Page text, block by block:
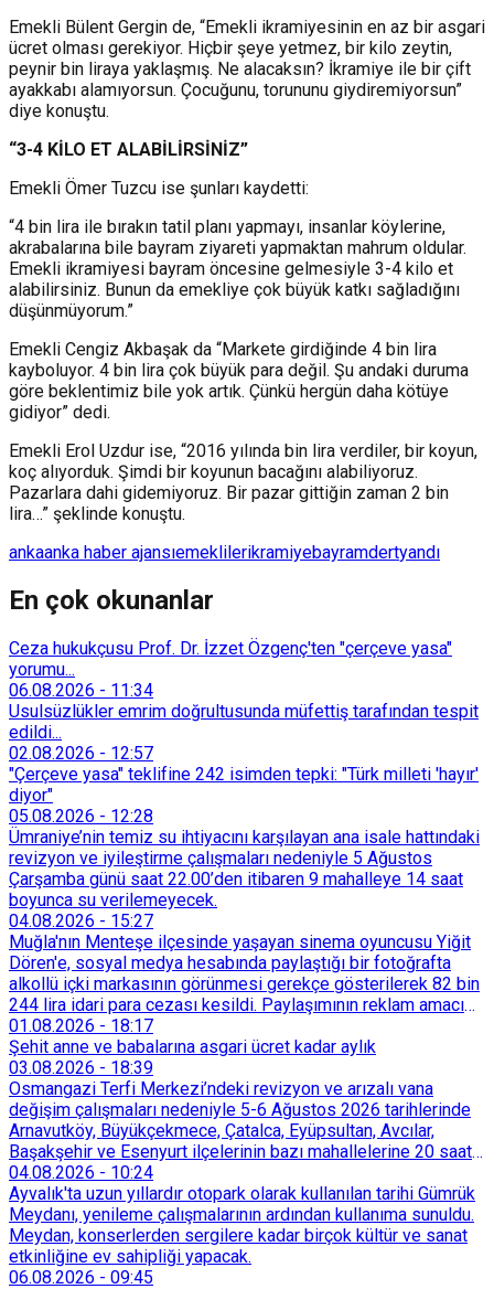
Emekli Bülent Gergin de, “Emekli ikramiyesinin en az bir asgari
ücret olması gerekiyor. Hiçbir şeye yetmez, bir kilo zeytin,
peynir bin liraya yaklaşmış. Ne alacaksın? İkramiye ile bir çift
ayakkabı alamıyorsun. Çocuğunu, torununu giydiremiyorsun”
diye konuştu.
“3-4 KİLO ET ALABİLİRSİNİZ”
Emekli Ömer Tuzcu ise şunları kaydetti:
“4 bin lira ile bırakın tatil planı yapmayı, insanlar köylerine,
akrabalarına bile bayram ziyareti yapmaktan mahrum oldular.
Emekli ikramiyesi bayram öncesine gelmesiyle 3-4 kilo et
alabilirsiniz. Bunun da emekliye çok büyük katkı sağladığını
düşünmüyorum.”
Emekli Cengiz Akbaşak da “Markete girdiğinde 4 bin lira
kayboluyor. 4 bin lira çok büyük para değil. Şu andaki duruma
göre beklentimiz bile yok artık. Çünkü hergün daha kötüye
gidiyor” dedi.
Emekli Erol Uzdur ise, “2016 yılında bin lira verdiler, bir koyun,
koç alıyorduk. Şimdi bir koyunun bacağını alabiliyoruz.
Pazarlara dahi gidemiyoruz. Bir pazar gittiğin zaman 2 bin
lira…” şeklinde konuştu.
ankaanka haber ajansıemeklilerikramiyebayramdertyandı
En çok okunanlar
Ceza hukukçusu Prof. Dr. İzzet Özgenç'ten "çerçeve yasa"
yorumu...
06.08.2026 - 11:34
Usulsüzlükler emrim doğrultusunda müfettiş tarafından tespit
edildi...
02.08.2026 - 12:57
"Çerçeve yasa" teklifine 242 isimden tepki: "Türk milleti 'hayır'
diyor"
05.08.2026 - 12:28
Ümraniye’nin temiz su ihtiyacını karşılayan ana isale hattındaki
revizyon ve iyileştirme çalışmaları nedeniyle 5 Ağustos
Çarşamba günü saat 22.00’den itibaren 9 mahalleye 14 saat
boyunca su verilemeyecek.
04.08.2026 - 15:27
Muğla'nın Menteşe ilçesinde yaşayan sinema oyuncusu Yiğit
Dören'e, sosyal medya hesabında paylaştığı bir fotoğrafta
alkollü içki markasının görünmesi gerekçe gösterilerek 82 bin
244 lira idari para cezası kesildi. Paylaşımının reklam amacı
taşımadığını savunan Dören, cezanın iptali için yargıya
başvurdu.
01.08.2026 - 18:17
Şehit anne ve babalarına asgari ücret kadar aylık
03.08.2026 - 18:39
Osmangazi Terfi Merkezi’ndeki revizyon ve arızalı vana
değişim çalışmaları nedeniyle 5-6 Ağustos 2026 tarihlerinde
Arnavutköy, Büyükçekmece, Çatalca, Eyüpsultan, Avcılar,
Başakşehir ve Esenyurt ilçelerinin bazı mahallelerine 20 saat
süreyle su verilemeyecek.
04.08.2026 - 10:24
Ayvalık'ta uzun yıllardır otopark olarak kullanılan tarihi Gümrük
Meydanı, yenileme çalışmalarının ardından kullanıma sunuldu.
Meydan, konserlerden sergilere kadar birçok kültür ve sanat
etkinliğine ev sahipliği yapacak.
06.08.2026 - 09:45